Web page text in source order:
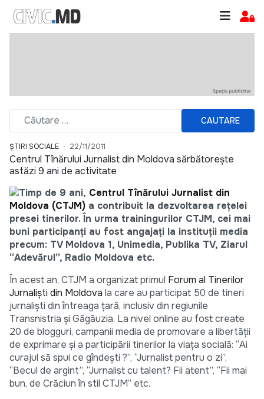
CAUTARE
ȘTIRI SOCIALE 22/11/2011
Centrul Tînărului Jurnalist din Moldova sărbătoreşte
astăzi 9 ani de activitate
Timp de 9 ani, Centrul Tînărului Jurnalist din
Moldova (CTJM) a contribuit la dezvoltarea reţelei
presei tinerilor. În urma trainingurilor CTJM, cei mai
buni participanţi au fost angajaţi la instituţii media
precum: TV Moldova 1, Unimedia, Publika TV, Ziarul
“Adevărul”, Radio Moldova etc.
În acest an, CTJM a organizat primul Forum al Tinerilor
Jurnalişti din Moldova la care au participat 50 de tineri
jurnalişti din întreaga ţară, inclusiv din regiunile
Transnistria şi Găgăuzia. La nivel online au fost create
20 de blogguri, campanii media de promovare a libertăţii
de exprimare şi a participării tinerilor la viaţa socială: “Ai
curajul să spui ce gîndeşti ?”, “Jurnalist pentru o zi”,
“Becul de argint”, “Jurnalist cu talent? Fii atent”, “Fii mai
bun, de Crăciun în stil CTJM” etc.